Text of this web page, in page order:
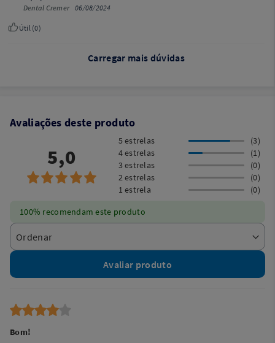
Dental Cremer06/08/2024
Útil (0)
Carregar mais dúvidas
Avaliações deste produto
5,0
5 estrelas
(3)
4 estrelas
(1)
3 estrelas
(0)
2 estrelas
(0)
1 estrela
(0)
100% recomendam este produto
Avaliar produto
Bom!